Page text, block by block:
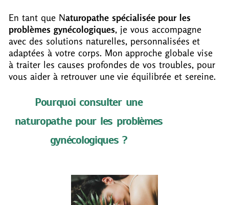
En tant que Naturopathe spécialisée pour les
problèmes gynécologiques, je vous accompagne
avec des solutions naturelles, personnalisées et
adaptées à votre corps. Mon approche globale vise
à traiter les causes profondes de vos troubles, pour
vous aider à retrouver une vie équilibrée et sereine.
Pourquoi consulter une
naturopathe pour les problèmes
gynécologiques ?